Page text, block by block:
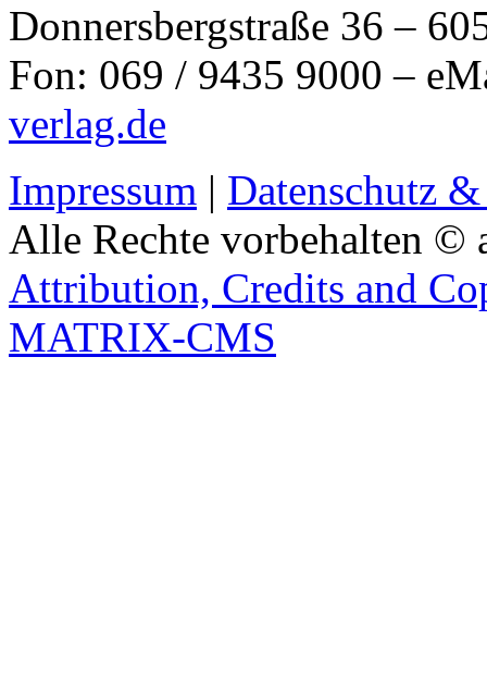
Donnersbergstraße 36 –
Fon: 069 / 9435 9000 –
verlag.de
Impressum | Datenschutz
Alle Rechte vorbehalten ©
Attribution, Credits and
MATRIX-CMS